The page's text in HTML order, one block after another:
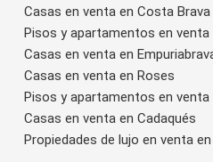
Casas en venta en Costa Brava
Pisos y apartamentos en venta
Casas en venta en
Casas en venta en Roses
Pisos y apartamentos en venta
Casas en venta en Cadaqués
Propiedades de lujo en venta